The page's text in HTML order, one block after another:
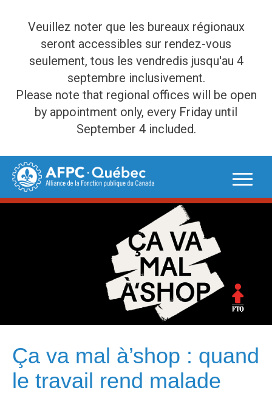
Veuillez noter que les bureaux régionaux
seront accessibles sur rendez-vous
seulement, tous les vendredis jusqu'au 4
septembre inclusivement.
Please note that regional offices will be open
by appointment only, every Friday until
September 4 included.
Skip
content
Ça va mal à’shop : quand
le travail rend malade